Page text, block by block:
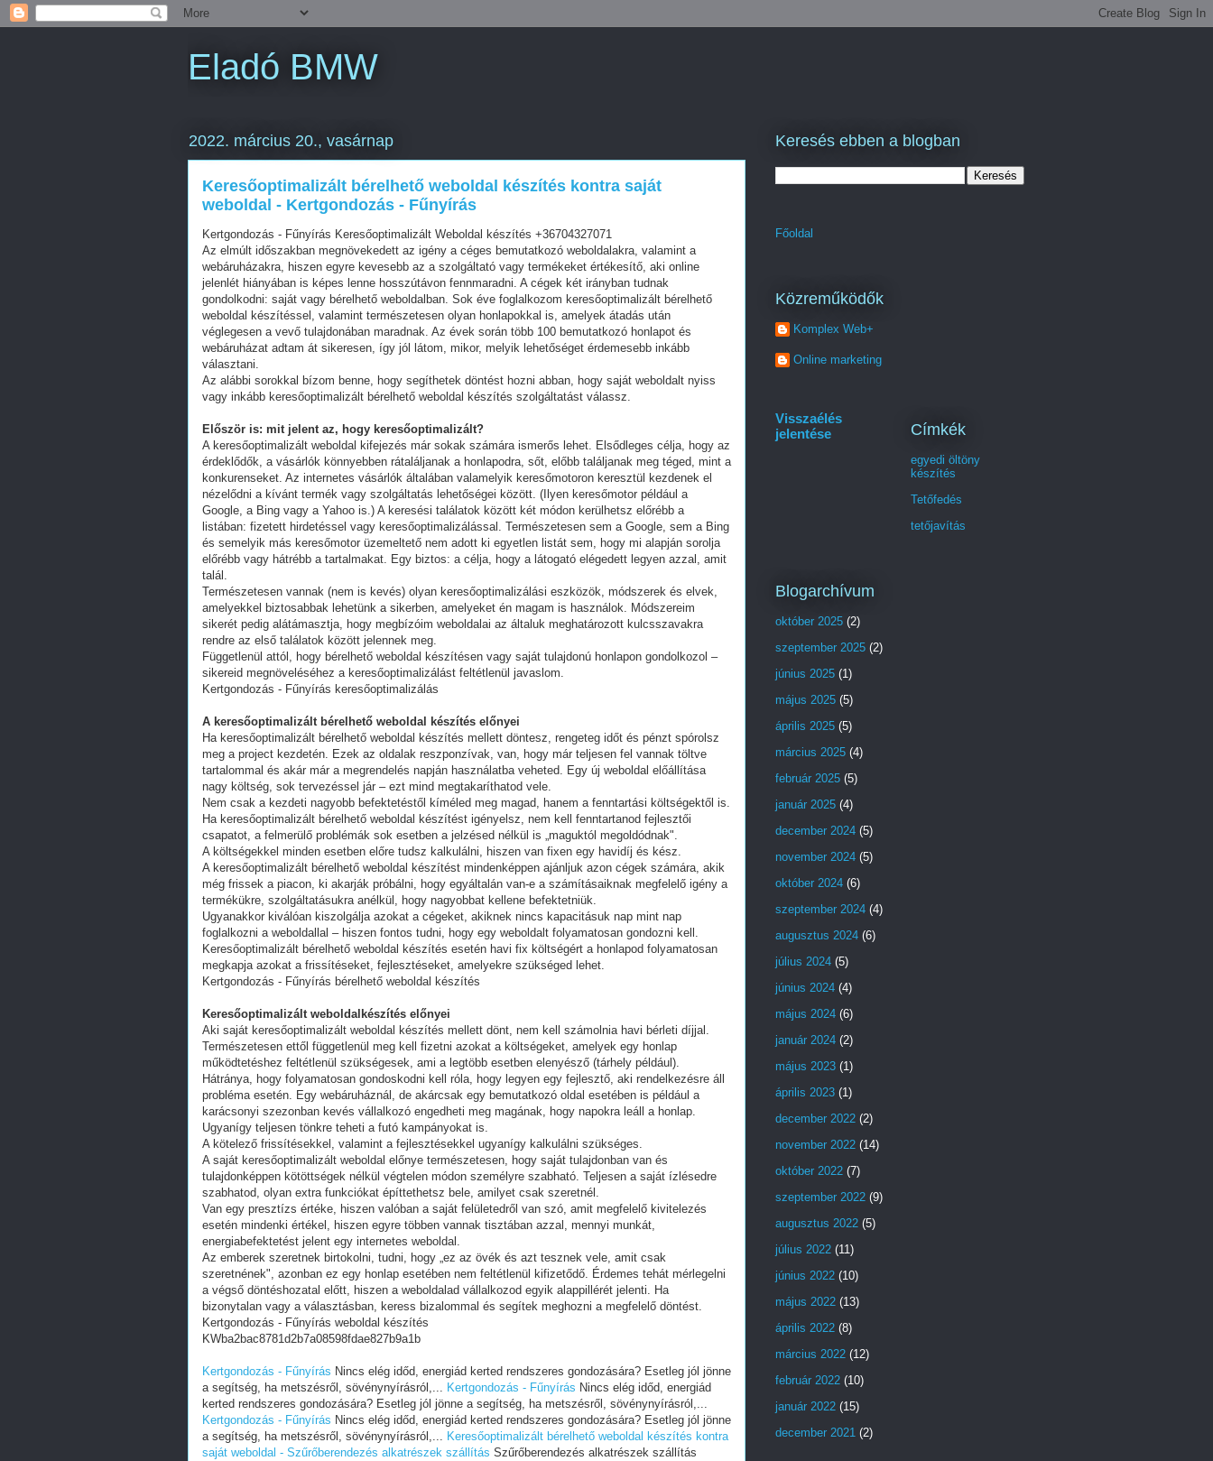
Eladó BMW
2022. március 20., vasárnap
Keresőoptimalizált bérelhető weboldal készítés kontra saját
weboldal - Kertgondozás - Fűnyírás
Kertgondozás - Fűnyírás Keresőoptimalizált Weboldal készítés +36704327071
Az elmúlt időszakban megnövekedett az igény a céges bemutatkozó weboldalakra, valamint a
webáruházakra, hiszen egyre kevesebb az a szolgáltató vagy termékeket értékesítő, aki online
jelenlét hiányában is képes lenne hosszútávon fennmaradni. A cégek két irányban tudnak
gondolkodni: saját vagy bérelhető weboldalban. Sok éve foglalkozom keresőoptimalizált bérelhető
weboldal készítéssel, valamint természetesen olyan honlapokkal is, amelyek átadás után
véglegesen a vevő tulajdonában maradnak. Az évek során több 100 bemutatkozó honlapot és
webáruházat adtam át sikeresen, így jól látom, mikor, melyik lehetőséget érdemesebb inkább
választani.
Az alábbi sorokkal bízom benne, hogy segíthetek döntést hozni abban, hogy saját weboldalt nyiss
vagy inkább keresőoptimalizált bérelhető weboldal készítés szolgáltatást válassz.
Először is: mit jelent az, hogy keresőoptimalizált?
A keresőoptimalizált weboldal kifejezés már sokak számára ismerős lehet. Elsődleges célja, hogy az
érdeklődők, a vásárlók könnyebben rátaláljanak a honlapodra, sőt, előbb találjanak meg téged, mint a
konkurenseket. Az internetes vásárlók általában valamelyik keresőmotoron keresztül kezdenek el
nézelődni a kívánt termék vagy szolgáltatás lehetőségei között. (Ilyen keresőmotor például a
Google, a Bing vagy a Yahoo is.) A keresési találatok között két módon kerülhetsz előrébb a
listában: fizetett hirdetéssel vagy keresőoptimalizálással. Természetesen sem a Google, sem a Bing
és semelyik más keresőmotor üzemeltető nem adott ki egyetlen listát sem, hogy mi alapján sorolja
előrébb vagy hátrébb a tartalmakat. Egy biztos: a célja, hogy a látogató elégedett legyen azzal, amit
talál.
Természetesen vannak (nem is kevés) olyan keresőoptimalizálási eszközök, módszerek és elvek,
amelyekkel biztosabbak lehetünk a sikerben, amelyeket én magam is használok. Módszereim
sikerét pedig alátámasztja, hogy megbízóim weboldalai az általuk meghatározott kulcsszavakra
rendre az első találatok között jelennek meg.
Függetlenül attól, hogy bérelhető weboldal készítésen vagy saját tulajdonú honlapon gondolkozol –
sikereid megnöveléséhez a keresőoptimalizálást feltétlenül javaslom.
Kertgondozás - Fűnyírás keresőoptimalizálás
A keresőoptimalizált bérelhető weboldal készítés előnyei
Ha keresőoptimalizált bérelhető weboldal készítés mellett döntesz, rengeteg időt és pénzt spórolsz
meg a project kezdetén. Ezek az oldalak reszponzívak, van, hogy már teljesen fel vannak töltve
tartalommal és akár már a megrendelés napján használatba veheted. Egy új weboldal előállítása
nagy költség, sok tervezéssel jár – ezt mind megtakaríthatod vele.
Nem csak a kezdeti nagyobb befektetéstől kíméled meg magad, hanem a fenntartási költségektől is.
Ha keresőoptimalizált bérelhető weboldal készítést igényelsz, nem kell fenntartanod fejlesztői
csapatot, a felmerülő problémák sok esetben a jelzésed nélkül is „maguktól megoldódnak".
A költségekkel minden esetben előre tudsz kalkulálni, hiszen van fixen egy havidíj és kész.
A keresőoptimalizált bérelhető weboldal készítést mindenképpen ajánljuk azon cégek számára, akik
még frissek a piacon, ki akarják próbálni, hogy egyáltalán van-e a számításaiknak megfelelő igény a
termékükre, szolgáltatásukra anélkül, hogy nagyobbat kellene befektetniük.
Ugyanakkor kiválóan kiszolgálja azokat a cégeket, akiknek nincs kapacitásuk nap mint nap
foglalkozni a weboldallal – hiszen fontos tudni, hogy egy weboldalt folyamatosan gondozni kell.
Keresőoptimalizált bérelhető weboldal készítés esetén havi fix költségért a honlapod folyamatosan
megkapja azokat a frissítéseket, fejlesztéseket, amelyekre szükséged lehet.
Kertgondozás - Fűnyírás bérelhető weboldal készítés
Keresőoptimalizált weboldalkészítés előnyei
Aki saját keresőoptimalizált weboldal készítés mellett dönt, nem kell számolnia havi bérleti díjjal.
Természetesen ettől függetlenül meg kell fizetni azokat a költségeket, amelyek egy honlap
működtetéshez feltétlenül szükségesek, ami a legtöbb esetben elenyésző (tárhely például).
Hátránya, hogy folyamatosan gondoskodni kell róla, hogy legyen egy fejlesztő, aki rendelkezésre áll
probléma esetén. Egy webáruháznál, de akárcsak egy bemutatkozó oldal esetében is például a
karácsonyi szezonban kevés vállalkozó engedheti meg magának, hogy napokra leáll a honlap.
Ugyanígy teljesen tönkre teheti a futó kampányokat is.
A kötelező frissítésekkel, valamint a fejlesztésekkel ugyanígy kalkulálni szükséges.
A saját keresőoptimalizált weboldal előnye természetesen, hogy saját tulajdonban van és
tulajdonképpen kötöttségek nélkül végtelen módon személyre szabható. Teljesen a saját ízlésedre
szabhatod, olyan extra funkciókat építtethetsz bele, amilyet csak szeretnél.
Van egy presztízs értéke, hiszen valóban a saját felületedről van szó, amit megfelelő kivitelezés
esetén mindenki értékel, hiszen egyre többen vannak tisztában azzal, mennyi munkát,
energiabefektetést jelent egy internetes weboldal.
Az emberek szeretnek birtokolni, tudni, hogy „ez az övék és azt tesznek vele, amit csak
szeretnének", azonban ez egy honlap esetében nem feltétlenül kifizetődő. Érdemes tehát mérlegelni
a végső döntéshozatal előtt, hiszen a weboldalad vállalkozod egyik alappillérét jelenti. Ha
bizonytalan vagy a választásban, keress bizalommal és segítek meghozni a megfelelő döntést.
Kertgondozás - Fűnyírás weboldal készítés
KWba2bac8781d2b7a08598fdae827b9a1b
Kertgondozás - Fűnyírás Nincs elég időd, energiád kerted rendszeres gondozására? Esetleg jól jönne
a segítség, ha metszésről, sövénynyírásról,... Kertgondozás - Fűnyírás Nincs elég időd, energiád
kerted rendszeres gondozására? Esetleg jól jönne a segítség, ha metszésről, sövénynyírásról,...
Kertgondozás - Fűnyírás Nincs elég időd, energiád kerted rendszeres gondozására? Esetleg jól jönne
a segítség, ha metszésről, sövénynyírásról,... Keresőoptimalizált bérelhető weboldal készítés kontra
saját weboldal - Szűrőberendezés alkatrészek szállítás Szűrőberendezés alkatrészek szállítás
Keresés ebben a blogban
Főoldal
Közreműködők
Komplex Web+
Online marketing
Visszaélés
jelentése
Címkék
egyedi öltöny
készítés
Tetőfedés
tetőjavítás
Blogarchívum
október 2025 (2)
szeptember 2025 (2)
június 2025 (1)
május 2025 (5)
április 2025 (5)
március 2025 (4)
február 2025 (5)
január 2025 (4)
december 2024 (5)
november 2024 (5)
október 2024 (6)
szeptember 2024 (4)
augusztus 2024 (6)
július 2024 (5)
június 2024 (4)
május 2024 (6)
január 2024 (2)
május 2023 (1)
április 2023 (1)
december 2022 (2)
november 2022 (14)
október 2022 (7)
szeptember 2022 (9)
augusztus 2022 (5)
július 2022 (11)
június 2022 (10)
május 2022 (13)
április 2022 (8)
március 2022 (12)
február 2022 (10)
január 2022 (15)
december 2021 (2)